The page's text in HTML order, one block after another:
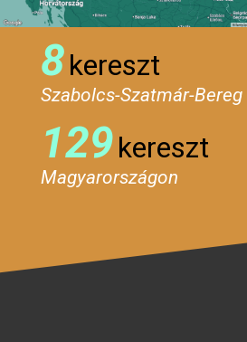
8kereszt
Szabolcs-Szatmár-
129kereszt
Magyarországon